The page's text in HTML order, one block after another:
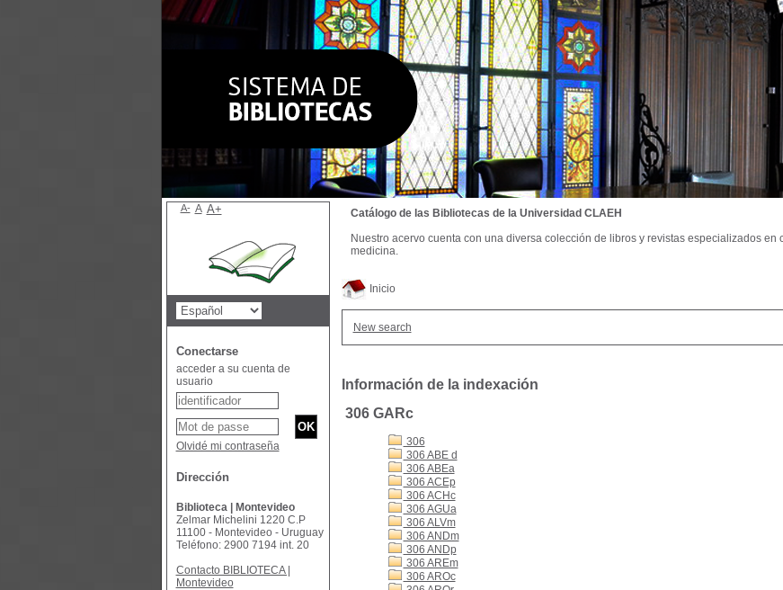
Inicio
New search
Información de la indexación
306 GARc
306
306 ABE d
306 ABEa
306 ACEp
306 ACHc
306 AGUa
306 ALVm
306 ANDm
306 ANDp
306 AREm
306 AROc
Catálogo de las Bibliotecas de la Universidad CLAEH
Nuestro acervo cuenta con una diversa colección de libros y revistas especializados
medicina.
A- A A+
Conectarse
acceder a su cuenta de
usuario
Olvidé mi contraseña
Dirección
Biblioteca | Montevideo
Zelmar Michelini 1220 C.P
11100 - Montevideo - Uruguay
Teléfono: 2900 7194 int. 20
Contacto BIBLIOTECA |
Montevideo